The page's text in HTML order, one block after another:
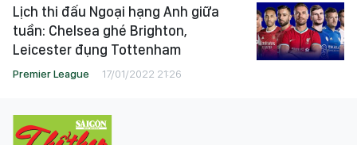
Lịch thi đấu Ngoại hạng Anh giữa
tuần: Chelsea ghé Brighton,
Leicester đụng Tottenham
Premier League 17/01/2022 21:26